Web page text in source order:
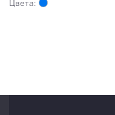
Цвета: